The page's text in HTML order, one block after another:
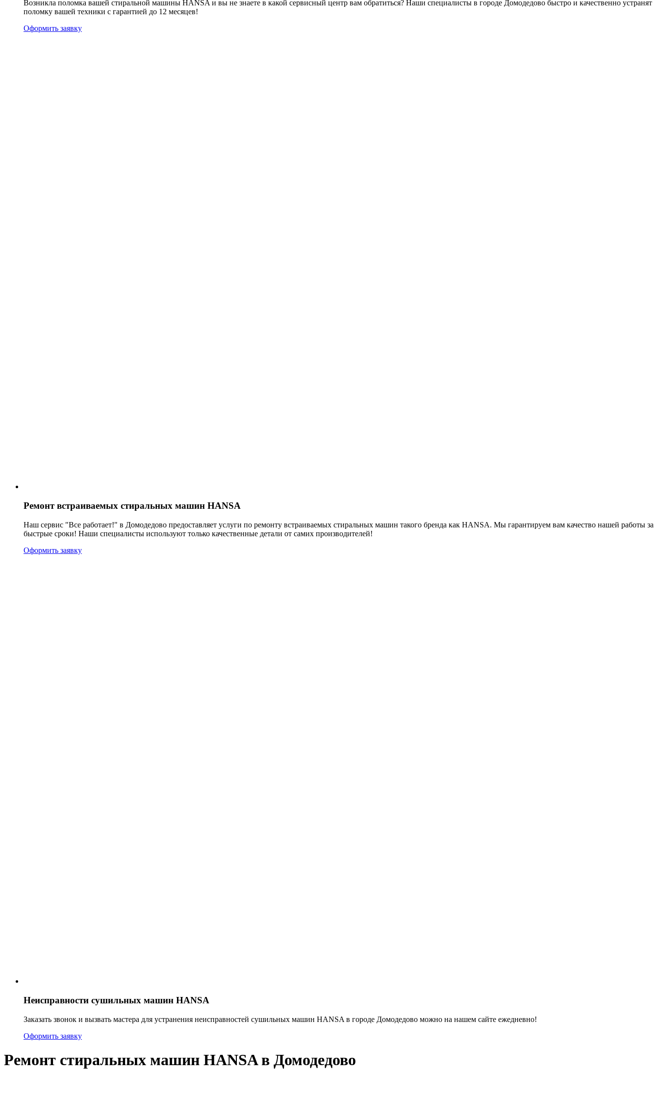
Возникла поломка вашей стиральной машины HANSA и вы не знаете в какой сервисный центр вам обратиться? Наши специалисты в городе Домодедово быстро и качественно устранят
поломку вашей техники с гарантией до 12 месяцев!
Оформить заявку
Ремонт встраиваемых стиральных машин HANSA
Наш сервис "Все работает!" в Домодедово предоставляет услуги по ремонту встраиваемых стиральных машин такого бренда как HANSA. Мы гарантируем вам качество нашей работы за
быстрые сроки! Наши специалисты используют только качественные детали от самих производителей!
Оформить заявку
Неисправности сушильных машин HANSA
Заказать звонок и вызвать мастера для устранения неисправностей сушильных машин HANSA в городе Домодедово можно на нашем сайте ежедневно!
Оформить заявку
Ремонт стиральных машин HANSA в Домодедово